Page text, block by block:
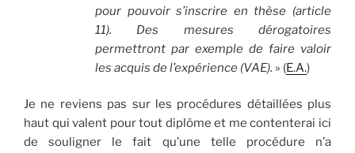
pour pouvoir s’inscrire en thèse (article
11). Des mesures dérogatoires
permettront par exemple de faire valoir
les acquis de l’expérience (VAE). » (E.A.)
Je ne reviens pas sur les procédures détaillées plus
haut qui valent pour tout diplôme et me contenterai ici
de souligner le fait qu’une telle procédure n’a